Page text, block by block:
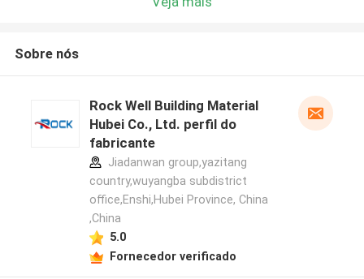
Sobre nós
Rock Well Building Material
Hubei Co., Ltd. perfil do
fabricante
Jiadanwan group,yazitang
country,wuyangba subdistrict
office,Enshi,Hubei Province, China
,China
5.0
Fornecedor verificado